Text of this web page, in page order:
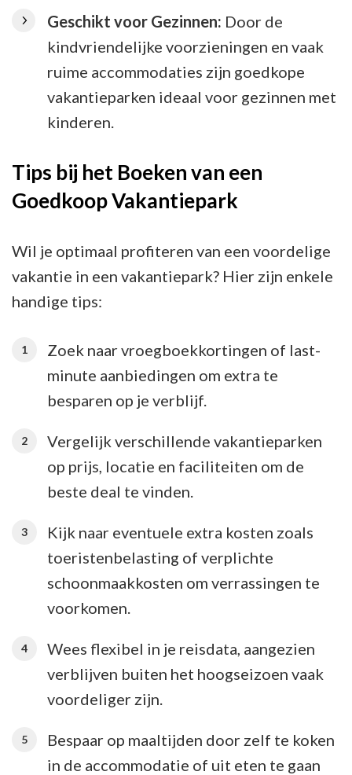
Geschikt voor Gezinnen: Door de
kindvriendelijke voorzieningen en vaak
ruime accommodaties zijn goedkope
vakantieparken ideaal voor gezinnen met
kinderen.
Tips bij het Boeken van een
Goedkoop Vakantiepark
Wil je optimaal profiteren van een voordelige
vakantie in een vakantiepark? Hier zijn enkele
handige tips:
Zoek naar vroegboekkortingen of last-
minute aanbiedingen om extra te
besparen op je verblijf.
Vergelijk verschillende vakantieparken
op prijs, locatie en faciliteiten om de
beste deal te vinden.
Kijk naar eventuele extra kosten zoals
toeristenbelasting of verplichte
schoonmaakkosten om verrassingen te
voorkomen.
Wees flexibel in je reisdata, aangezien
verblijven buiten het hoogseizoen vaak
voordeliger zijn.
Bespaar op maaltijden door zelf te koken
in de accommodatie of uit eten te gaan